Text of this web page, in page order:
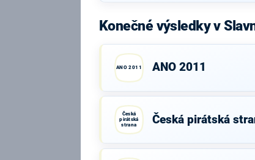
Konečné výsledky v
ANO 2011 ANO 2011
Česká
pirátská
strana
Česká pirátská